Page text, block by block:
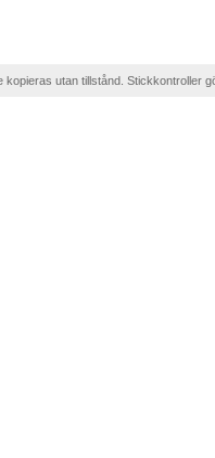
utan tillstånd. Stickkontroller